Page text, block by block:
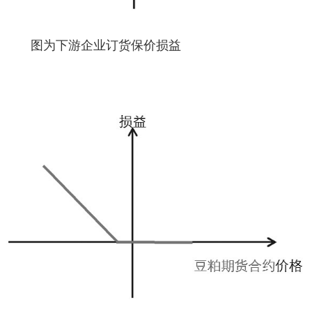
图为下游企业订货保价损益